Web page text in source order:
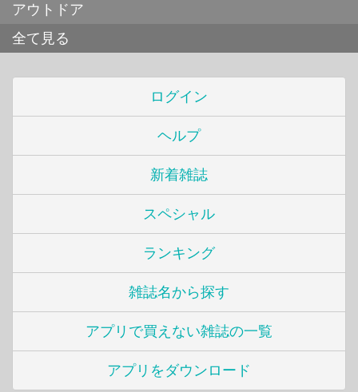
アウトドア
全て見る
ログイン
ヘルプ
新着雑誌
スペシャル
ランキング
雑誌名から探す
アプリで買えない雑誌の一覧
アプリをダウンロード